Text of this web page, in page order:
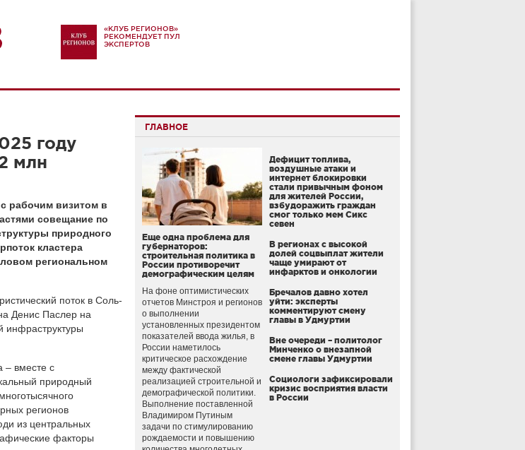
«КЛУБ РЕГИОНОВ»
РЕКОМЕНДУЕТ ПУЛ
ЭКСПЕРТОВ
году
млн
рабочим визитом в
совещание по
природного
кластера
региональном
поток в Соль-
Денис Паслер на
инфраструктуры
– вместе с
природный
регионов
из центральных
факторы
ГЛАВНОЕ
Еще одна проблема для
губернаторов:
строительная политика в
России противоречит
демографическим целям
На фоне оптимистических
отчетов Минстроя и регионов
о выполнении
установленных президентом
показателей ввода жилья, в
России наметилось
критическое расхождение
между фактической
реализацией строительной и
демографической политики.
Выполнение поставленной
Владимиром Путиным
задачи по стимулированию
рождаемости и повышению
Дефицит топлива,
воздушные атаки и
интернет блокировки
стали привычным фоном
для жителей России,
взбудоражить граждан
смог только мем Сикс
севен
В регионах с высокой
долей соцвыплат жители
чаще умирают от
инфарктов и онкологии
Бречалов давно хотел
уйти: эксперты
комментируют смену
главы в Удмуртии
Вне очереди – политолог
Минченко о внезапной
смене главы Удмуртии
Социологи зафиксировали
кризис восприятия власти
в России